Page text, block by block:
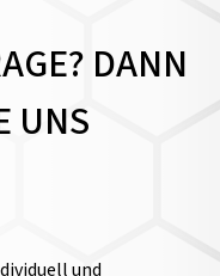
DANN
UNS
und